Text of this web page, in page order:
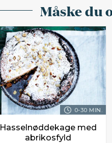
Måske du
0-30 MIN.
Hasselnøddekage med
abrikosfyld